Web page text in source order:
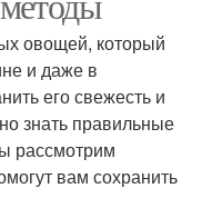
овощей, который
и даже в
его свежесть и
знать правильные
рассмотрим
вам сохранить